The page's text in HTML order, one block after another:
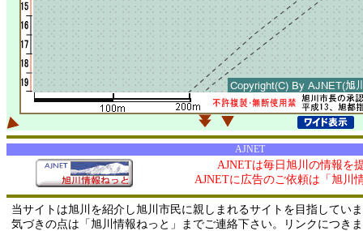
AJNET
AJNETは毎日旭川の情報を
AJNETに広告のご依頼は「旭川
当サイトは旭川を紹介し旭川市民に親しまれるサイトを目指してい
気づきの点は「旭川情報ねっと」までご連絡下さい。リンクにつき